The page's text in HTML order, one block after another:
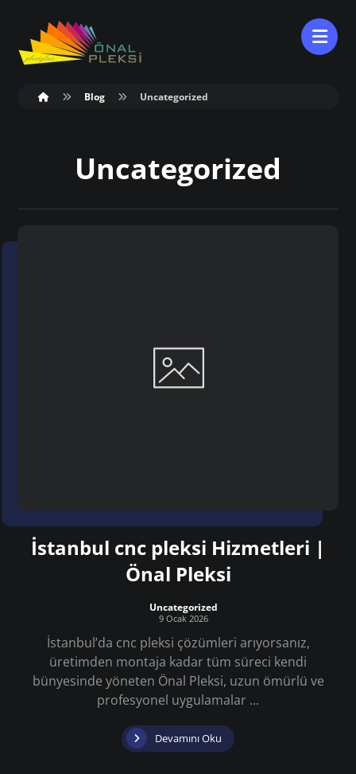
Blog Uncategorized
Uncategorized
İstanbul cnc pleksi Hizmetleri |
Önal Pleksi
Uncategorized
9 Ocak 2026
İstanbul’da cnc pleksi çözümleri arıyorsanız,
üretimden montaja kadar tüm süreci kendi
bünyesinde yöneten Önal Pleksi, uzun ömürlü ve
profesyonel uygulamalar ...
Devamını Oku